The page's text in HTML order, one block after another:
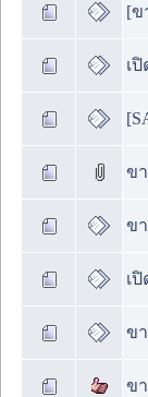
[ข
เ
ข
ข
เ
ข
ข